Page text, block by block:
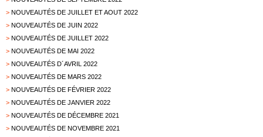
> NOUVEAUTÉS DE JUILLET ET AOUT 2022
> NOUVEAUTÉS DE JUIN 2022
> NOUVEAUTÉS DE JUILLET 2022
> NOUVEAUTÉS DE MAI 2022
> NOUVEAUTÉS D´AVRIL 2022
> NOUVEAUTÉS DE MARS 2022
> NOUVEAUTÉS DE FÉVRIER 2022
> NOUVEAUTÉS DE JANVIER 2022
> NOUVEAUTÉS DE DÉCEMBRE 2021
> NOUVEAUTÉS DE NOVEMBRE 2021